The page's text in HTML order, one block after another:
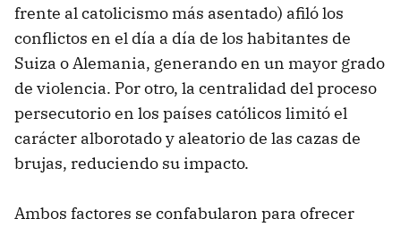
frente al catolicismo más asentado) afiló los
conflictos en el día a día de los habitantes de
Suiza o Alemania, generando en un mayor grado
de violencia. Por otro, la centralidad del proceso
persecutorio en los países católicos limitó el
carácter alborotado y aleatorio de las cazas de
brujas, reduciendo su impacto.
Ambos factores se confabularon para ofrecer